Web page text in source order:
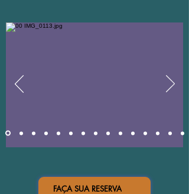
FAÇA SUA RESERVA